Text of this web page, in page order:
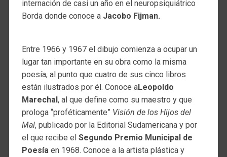
internación de casi un año en el neuropsiquiátrico
Borda donde conoce a Jacobo Fijman.
Entre 1966 y 1967 el dibujo comienza a ocupar un
lugar tan importante en su obra como la misma
poesía, al punto que cuatro de sus cinco libros
están ilustrados por él. Conoce aLeopoldo
Marechal, al que define como su maestro y que
prologa “proféticamente” Visión de los Hijos del
Mal, publicado por la Editorial Sudamericana y por
el que recibe el Segundo Premio Municipal de
Poesía en 1968. Conoce a la artista plástica y